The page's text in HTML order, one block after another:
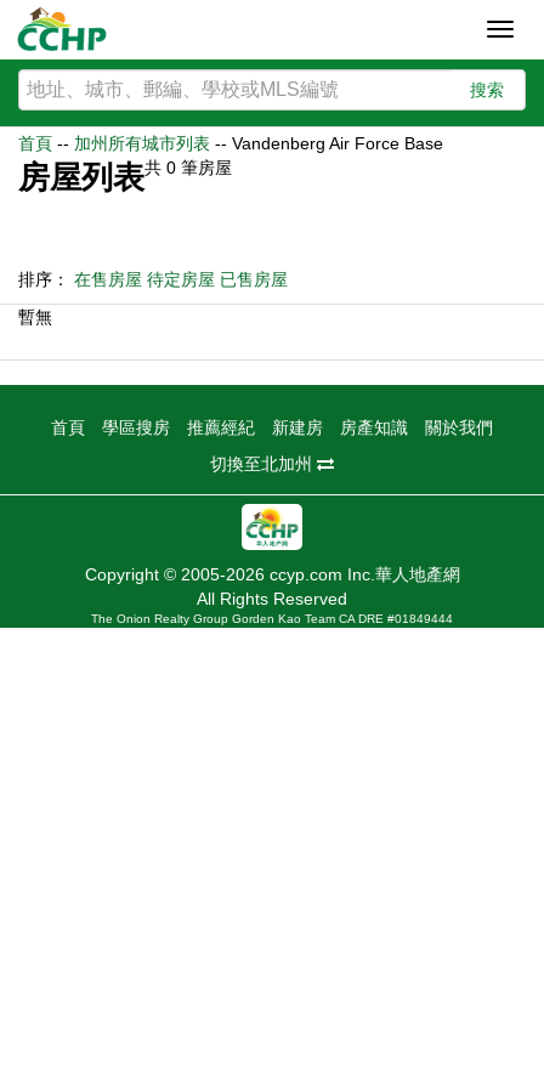
搜索
首頁 -- 加州所有城市列表 -- Vandenberg Air Force Base
房屋列表共 0 筆房屋
排序： 在售房屋 待定房屋 已售房屋
暫無
首頁 學區搜房 推薦經紀 新建房 房產知識
關於我們
切換至北加州
Copyright © 2005-2026 ccyp.com Inc.華人地產網
All Rights Reserved
The Onion Realty Group Gorden Kao Team CA DRE #01849444